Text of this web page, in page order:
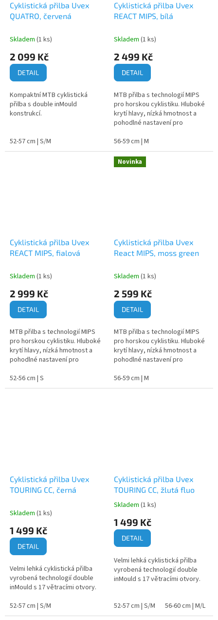
Cyklistická přilba Uvex
QUATRO, červená
Skladem (1 ks)
2 099 Kč
DETAIL
Kompaktní MTB cyklistická
přilba s double inMould
konstrukcí.
52-57 cm | S/M
Cyklistická přilba Uvex
REACT MIPS, bílá
Skladem (1 ks)
2 499 Kč
DETAIL
MTB přilba s technologií MIPS
pro horskou cyklistiku. Hluboké
krytí hlavy, nízká hmotnost a
pohodlné nastavení pro
56-59 cm | M
Cyklistická přilba Uvex
REACT MIPS, fialová
Skladem (1 ks)
2 999 Kč
DETAIL
MTB přilba s technologií MIPS
pro horskou cyklistiku. Hluboké
krytí hlavy, nízká hmotnost a
pohodlné nastavení pro
52-56 cm | S
Novinka
Cyklistická přilba Uvex
React MIPS, moss green
Skladem (1 ks)
2 599 Kč
DETAIL
MTB přilba s technologií MIPS
pro horskou cyklistiku. Hluboké
krytí hlavy, nízká hmotnost a
pohodlné nastavení pro
56-59 cm | M
Cyklistická přilba Uvex
TOURING CC, černá
Skladem (1 ks)
1 499 Kč
DETAIL
Velmi lehká cyklistická přilba
vyrobená technologií double
inMould s 17 větracími otvory.
52-57 cm | S/M
Cyklistická přilba Uvex
TOURING CC, žlutá fluo
Průměrné
produktu
je
5,0
5
hvězdiček.
Skladem (1 ks)
1 499 Kč
DETAIL
Velmi lehká cyklistická přilba
vyrobená technologií double
inMould s 17 větracími otvory.
52-57 cm | S/M 56-60 cm | M/L